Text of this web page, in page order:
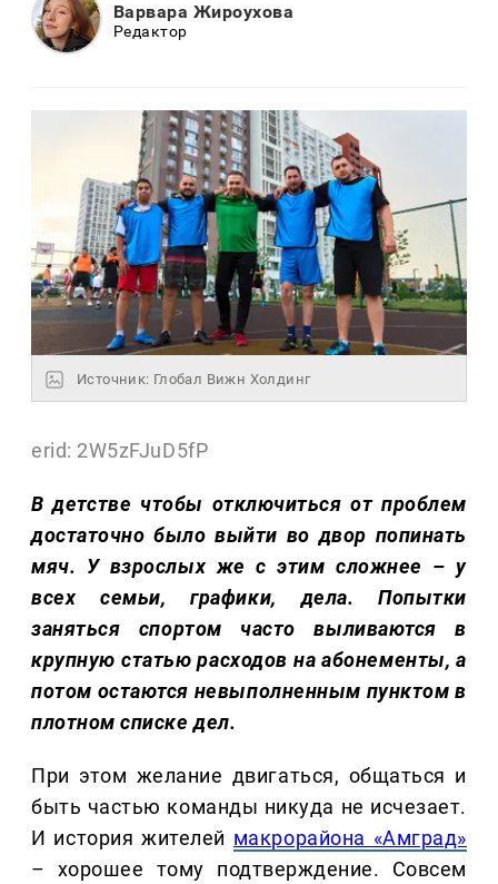
Варвара Жироухова
Редактор
Источник: Глобал Вижн Холдинг
erid: 2W5zFJuD5fP
В детстве чтобы отключиться от проблем
достаточно было выйти во двор попинать
мяч. У взрослых же с этим сложнее – у
всех семьи, графики, дела. Попытки
заняться спортом часто выливаются в
крупную статью расходов на абонементы, а
потом остаются невыполненным пунктом в
плотном списке дел.
При этом желание двигаться, общаться и
быть частью команды никуда не исчезает.
И история жителей макрорайона «Амград»
– хорошее тому подтверждение. Совсем